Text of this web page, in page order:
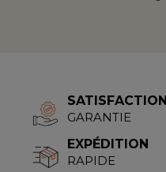
SATISFACTION
GARANTIE
EXPÉDITION
RAPIDE